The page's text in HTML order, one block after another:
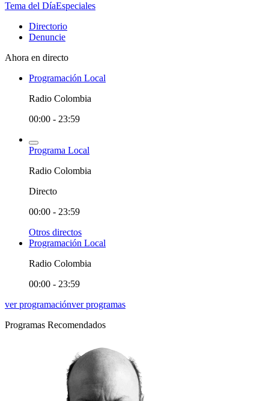
Tema del DíaEspeciales
Directorio
Denuncie
Ahora en directo
Programación Local
Radio Colombia
00:00 - 23:59
Programa Local
Radio Colombia
Directo
00:00 - 23:59
Otros directos
Programación Local
Radio Colombia
00:00 - 23:59
ver programaciónver programas
Programas Recomendados